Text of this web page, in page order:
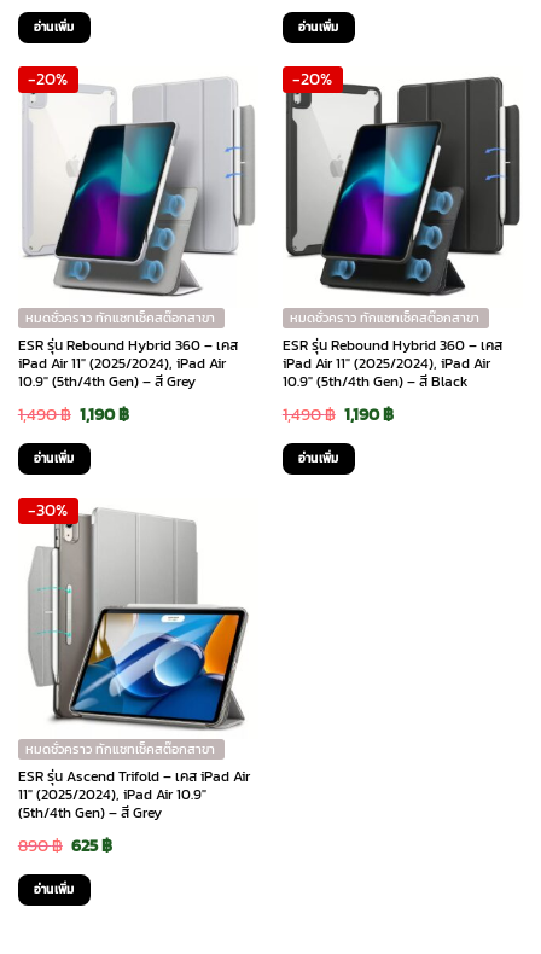
price
was:
1,090 ฿.870 ฿.
อ่านเพิ่ม
price
was:
1,490 ฿.1,190 ฿.
อ่านเพิ่ม
-20%
หมดชั่วคราว ทักแชทเช็คสต๊อกสาขา
ESR รุ่น Rebound Hybrid 360 – เคส
iPad Air 11″ (2025/2024), iPad Air
10.9″ (5th/4th Gen) – สี Grey
1,490฿ Original
price
was:
1,490 ฿.
1,190฿Current
1,190 ฿.
อ่านเพิ่ม
-20%
หมดชั่วคราว ทักแชทเช็คสต๊อกสาขา
ESR รุ่น Rebound Hybrid 360 – เคส
iPad Air 11″ (2025/2024), iPad Air
10.9″ (5th/4th Gen) – สี Black
1,490฿ Original
price
was:
1,190฿Current
อ่านเพิ่ม
-30%
หมดชั่วคราว ทักแชทเช็คสต๊อกสาขา
ESR รุ่น Ascend Trifold – เคส iPad Air
11″ (2025/2024), iPad Air 10.9″
(5th/4th Gen) – สี Grey
890฿ Original
price
was:
625฿Current
อ่านเพิ่ม